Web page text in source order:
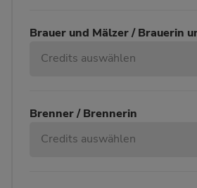
Brauer und Mälzer / Brauerin
Credits auswählen
Brenner / Brennerin
Credits auswählen